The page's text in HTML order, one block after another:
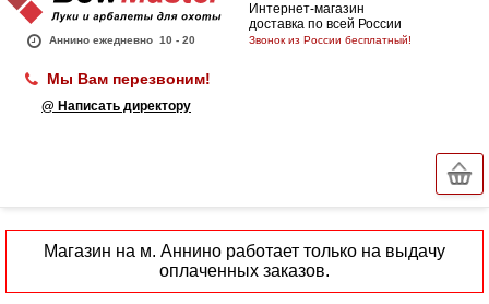
Аннино ежедневно 10 - 20
Интернет-магазин
доставка по всей России
Звонок из России бесплатный!
Мы Вам перезвоним!
@ Написать директору
Магазин на м. Аннино работает только на выдачу
оплаченных заказов.